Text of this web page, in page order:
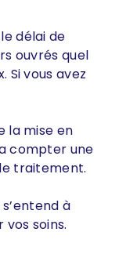
délai de
ouvrés quel
vous avez
la mise en
compter une
traitement.
à
soins.